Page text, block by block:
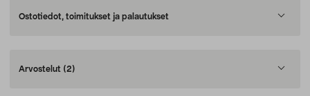
Ostotiedot, toimitukset ja palautukset
Arvostelut (2)